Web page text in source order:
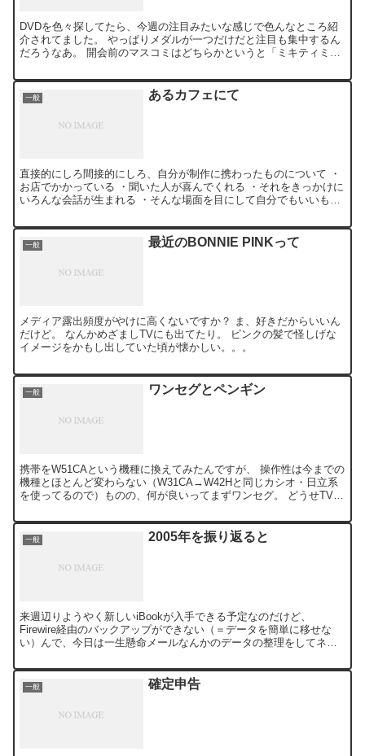
DVDを色々探してたら、今週の注目みたいな感じで色んなところ紹
介されてました。 やっぱりメダルが一つだけだと注目も集中するん
だろうなあ。 開会前のマスコミはどちらかというと「ミキティミキ
一般 あるカフェにて
直接的にしろ間接的にしろ、自分が制作に携わったものについて ・
お店でかかっている ・聞いた人が喜んでくれる ・それをきっかけに
いろんな会話が生まれる ・そんな場面を目にして自分でもいいもの
一般 最近のBONNIE PINKって
メディア露出頻度がやけに高くないですか？ ま、好きだからいいん
だけど。 なんかめざましTVにも出てたり。 ピンクの髪で怪しげな
イメージをかもし出していた頃が懐かしい。。。
一般 ワンセグとペンギン
携帯をW51CAという機種に換えてみたんですが、 操作性は今までの
機種とほとんど変わらない（W31CA→W42Hと同じカシオ・日立系
を使ってるので）ものの、何が良いってまずワンセグ。 どうせTV見
一般 2005年を振り返ると
来週辺りようやく新しいiBookが入手できる予定なのだけど、
Firewire経由のバックアップができない（＝データを簡単に移せな
い）んで、今日は一生懸命メールなんかのデータの整理をしてネッ
一般 確定申告